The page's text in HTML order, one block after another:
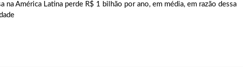
na América Latina perde R$ 1 bilhão por ano, em média, em razão dessa